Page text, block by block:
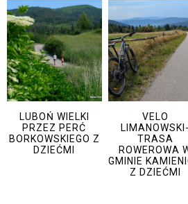
LUBOŃ WIELKI
PRZEZ PERĆ
BORKOWSKIEGO Z
DZIEĆMI
VELO
LIMANOWSKI-
TRASA
ROWEROWA
GMINIE
Z DZIEĆMI